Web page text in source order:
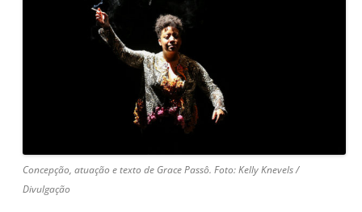
Concepção, atuação e texto de Grace Passô. Foto: Kelly Knevels /
Divulgação